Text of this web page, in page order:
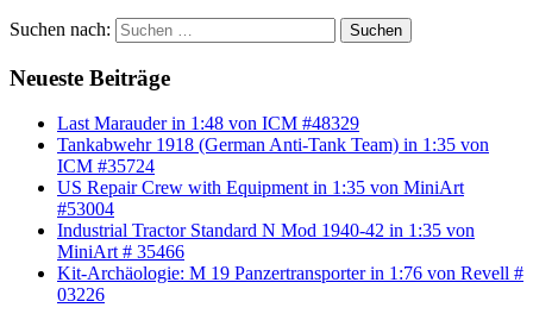
Suchen nach: Suchen
Neueste Beiträge
Last Marauder in 1:48 von ICM #48329
Tankabwehr 1918 (German Anti-Tank Team) in 1:35 von
ICM #35724
US Repair Crew with Equipment in 1:35 von MiniArt
#53004
Industrial Tractor Standard N Mod 1940-42 in 1:35 von
MiniArt # 35466
Kit-Archäologie: M 19 Panzertransporter in 1:76 von Revell #
03226